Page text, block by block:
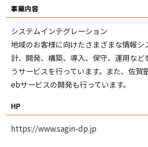
事業内容
システムインテグレーション
地域のお客様に向けたさまざまな情報シ
計、開発、構築、導入、保守、運用など
うサービスを行っています。また、佐賀
ebサービスの開発も行っています。
HP
https://www.sagin-dp.jp